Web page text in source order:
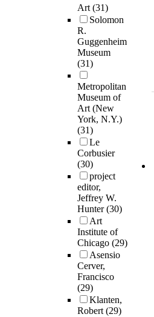
Art(31)
Solomon
R.
Guggenheim
Museum
(31)
Metropolitan
Museum of
Art (New
York, N.Y.)
(31)
Le
Corbusier
(30)
project
editor,
Jeffrey W.
Hunter(30)
Art
Institute of
Chicago (29)
Asensio
Cerver,
Francisco
(29)
Klanten,
Robert(29)